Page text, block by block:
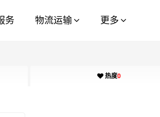
务 物流运输 更多
热度0